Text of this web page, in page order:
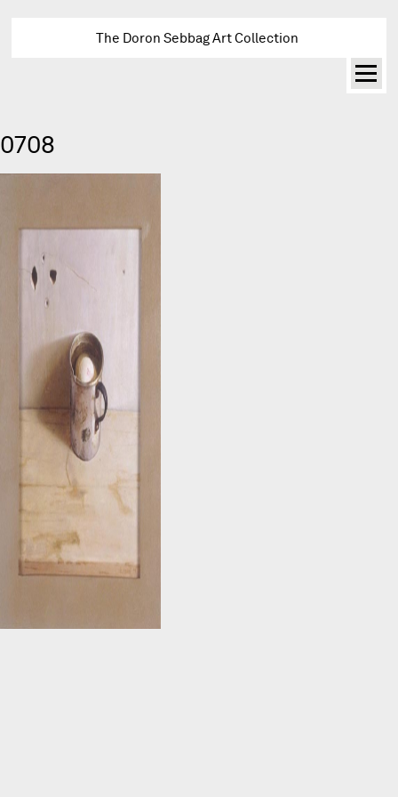
The Doron Sebbag Art Collection
0708